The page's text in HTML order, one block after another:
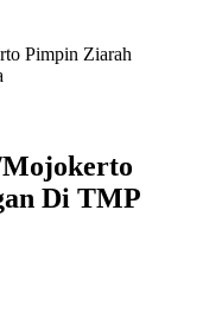
Pimpin Ziarah
Di TMP